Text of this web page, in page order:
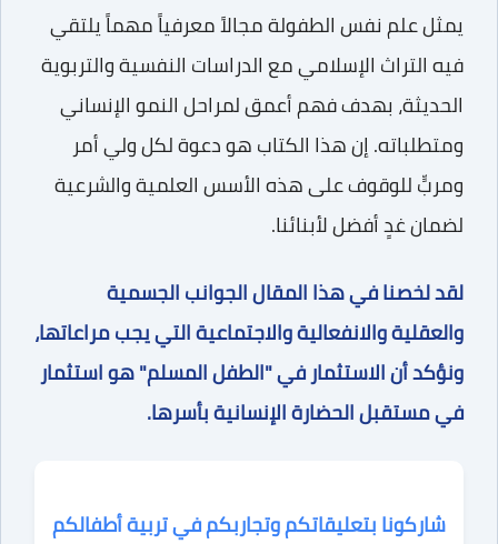
يمثل علم نفس الطفولة مجالاً معرفياً مهماً يلتقي
فيهالتراث الإسلاميمع الدراسات النفسية والتربوية
الحديثة، بهدف فهم أعمق لمراحل النمو الإنساني
ومتطلباته. إن هذا الكتاب هو دعوة لكل ولي أمر
ومربٍّ للوقوف على هذه الأسس العلمية والشرعية
لضمان غدٍ أفضل لأبنائنا.
لقد لخصنا في هذا المقال الجوانب الجسمية
والعقلية والانفعالية والاجتماعية التي يجب مراعاتها،
ونؤكد أن الاستثمار في "الطفل المسلم" هو استثمار
في مستقبل الحضارة الإنسانية بأسرها.
شاركونا بتعليقاتكم وتجاربكم في تربية أطفالكم